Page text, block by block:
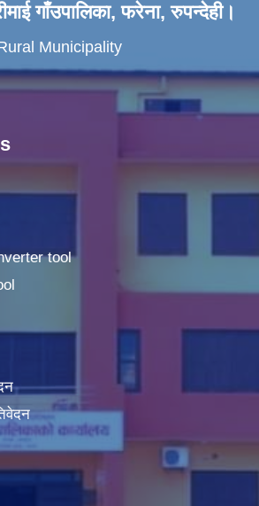
गाँउपालिका, फरेना, रुपन्देही।
Municipality
tool